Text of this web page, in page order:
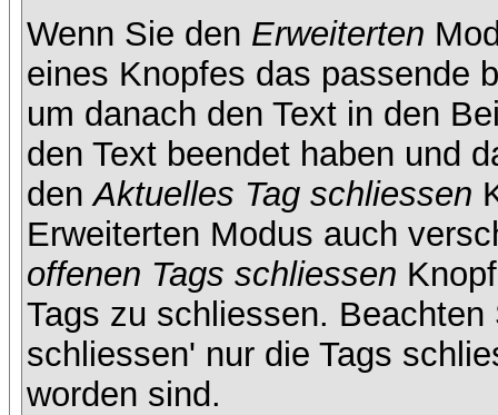
Wenn Sie den Erweiterten
eines Knopfes das passende
um danach den Text in den
den Text beendet haben und
denAktuelles Tag schliessen
Erweiterten Modus auch
offenen Tags schliessen
Tags zu schliessen.
schliessen' nur die Tags
worden sind.